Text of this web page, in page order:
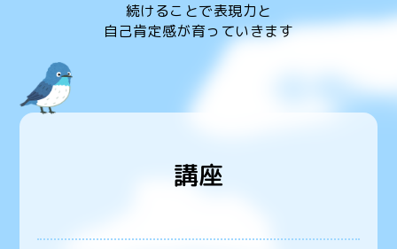
続けることで表現力と
自己肯定感が育っていきます
講座